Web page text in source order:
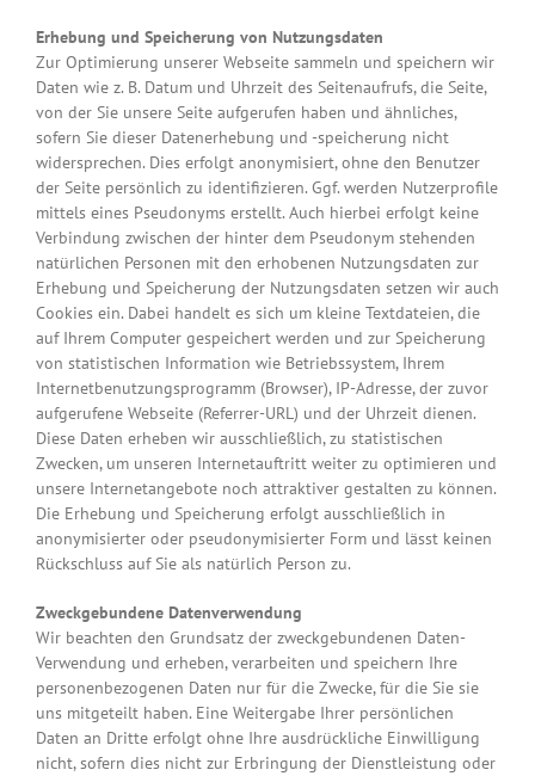
Erhebung und Speicherung von Nutzungsdaten
Zur Optimierung unserer Webseite sammeln und speichern wir
Daten wie z. B. Datum und Uhrzeit des Seitenaufrufs, die Seite,
von der Sie unsere Seite aufgerufen haben und ähnliches,
sofern Sie dieser Datenerhebung und -speicherung nicht
widersprechen. Dies erfolgt anonymisiert, ohne den Benutzer
der Seite persönlich zu identifizieren. Ggf. werden Nutzerprofile
mittels eines Pseudonyms erstellt. Auch hierbei erfolgt keine
Verbindung zwischen der hinter dem Pseudonym stehenden
natürlichen Personen mit den erhobenen Nutzungsdaten zur
Erhebung und Speicherung der Nutzungsdaten setzen wir auch
Cookies ein. Dabei handelt es sich um kleine Textdateien, die
auf Ihrem Computer gespeichert werden und zur Speicherung
von statistischen Information wie Betriebssystem, Ihrem
Internetbenutzungsprogramm (Browser), IP-Adresse, der zuvor
aufgerufene Webseite (Referrer-URL) und der Uhrzeit dienen.
Diese Daten erheben wir ausschließlich, zu statistischen
Zwecken, um unseren Internetauftritt weiter zu optimieren und
unsere Internetangebote noch attraktiver gestalten zu können.
Die Erhebung und Speicherung erfolgt ausschließlich in
anonymisierter oder pseudonymisierter Form und lässt keinen
Rückschluss auf Sie als natürlich Person zu.
Zweckgebundene Datenverwendung
Wir beachten den Grundsatz der zweckgebundenen Daten-
Verwendung und erheben, verarbeiten und speichern Ihre
personenbezogenen Daten nur für die Zwecke, für die Sie sie
uns mitgeteilt haben. Eine Weitergabe Ihrer persönlichen
Daten an Dritte erfolgt ohne Ihre ausdrückliche Einwilligung
nicht, sofern dies nicht zur Erbringung der Dienstleistung oder